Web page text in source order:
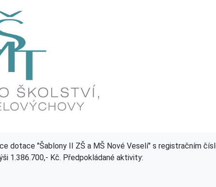
dotace "Šablony II ZŠ a MŠ Nové Veselí" s registračním
1.386.700,- Kč. Předpokládané aktivity: